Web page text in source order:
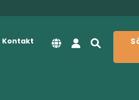
Kontakt